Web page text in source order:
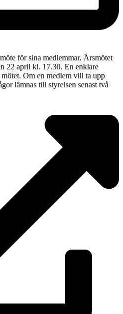
för sina medlemmar. Årsmötet
22 april kl. 17.30. En enklare
Om en medlem vill ta upp
lämnas till styrelsen senast två